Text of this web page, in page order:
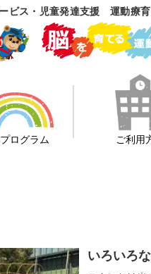
ビス・児童発達支援 運動療
ログラム ご利用
いろいろ